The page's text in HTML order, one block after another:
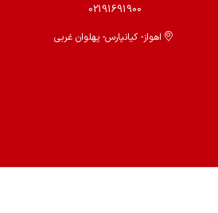
02191691900
اهواز- کیانپارس- پهلوان غربی